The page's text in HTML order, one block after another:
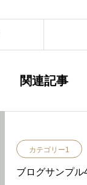
関連記事
カテゴリー1
ブログサンプル